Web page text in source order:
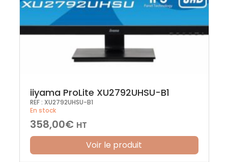
iiyama ProLite XU2792UHSU-B1
REF : XU2792UHSU-B1
En stock
358,00€ HT
Voir le produit